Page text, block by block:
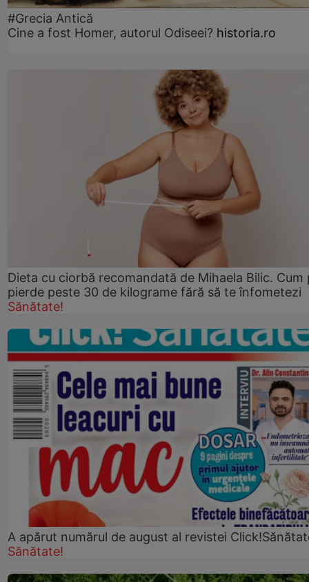
#Grecia Antică
Cine a fost Homer, autorul Odiseei? historia.ro
Dieta cu ciorbă recomandată de Mihaela Bilic. Cum
pierde peste 30 de kilograme fără să te înfometezi
Sănătate!
A apărut numărul de august al revistei
Sănătate!